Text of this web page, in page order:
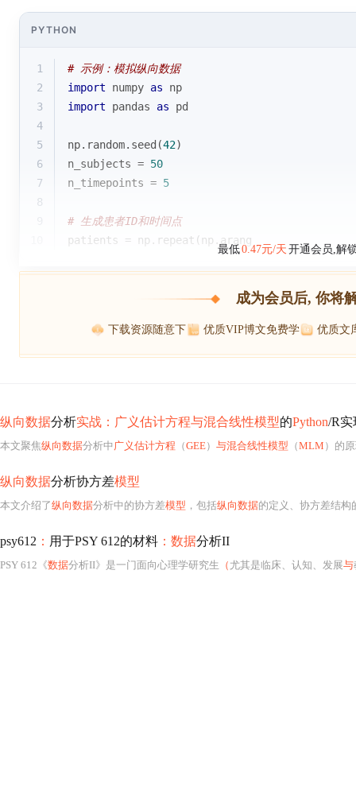
PYTHON
1
# 示例：模拟纵向数据
2
import numpy as np
3
import pandas as pd
4
5
np.random.seed(42)
6
n_subjects = 50
7
n_timepoints = 5
8
# 生成患者ID和时间点
patients = np.repeat(np.arang
最低0.47元/天 开通会员,解
成为会员后, 你将
下载资源随意下 优质VIP博文免费学 优质文
纵向数据分析实战：广义估计方程与混合线性模型的Python/R实
本文聚焦纵向数据分析中广义估计方程 （GEE） 与混合线性模型 （MLM ）的
纵向数据分析协方差模型
本文介绍了纵向数据分析中的协方差模型 ，包括纵向数据的定义、协方差结构的重
psy612 ： 用于PSY 612的材料 ：数据分析II
PSY 612《数据分析II》是一门面向心理学研究生 （ 尤其是临床、认知、发展与